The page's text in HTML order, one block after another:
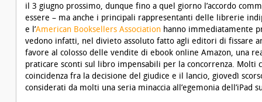
il 3 giugno prossimo, dunque fino a quel giorno l’accordo
essere – ma anche i principali rappresentanti delle librerie
e l’American Booksellers Association hanno immediatamente
vedono infatti, nel divieto assoluto fatto agli editori di fissare
favore al colosso delle vendite di ebook online Amazon, una
praticare sconti sul libro impensabili per la concorrenza. Molti
coincidenza fra la decisione del giudice e il lancio, giovedì
considerati da molti una seria minaccia all’egemonia